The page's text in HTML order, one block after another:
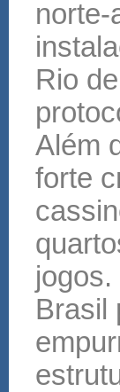
norte-
Rio
Além
forte
Brasil